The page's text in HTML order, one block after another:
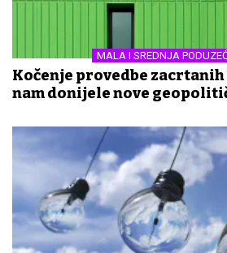
MALA I SREDNJA
Kočenje provedbe zacrtanih
nam donijele nove